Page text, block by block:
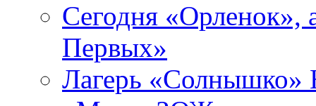
Сегодня «Орленок»,
Первых»
Лагерь «Солнышко»